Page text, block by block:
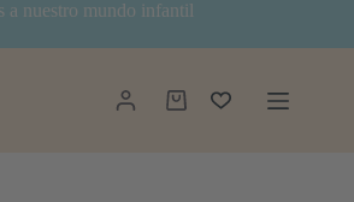
a nuestro mundo infantil
Carro